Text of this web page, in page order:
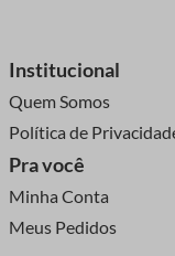
Institucional
Quem Somos
Política de
Pra você
Minha Conta
Meus Pedidos